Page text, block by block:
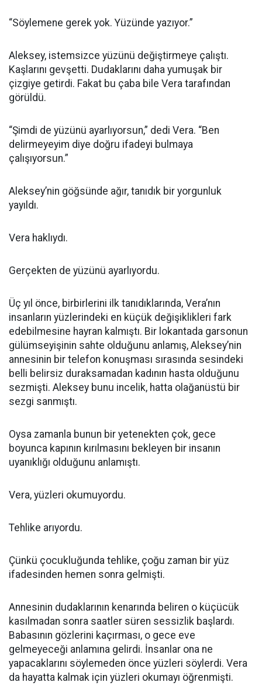
“Söylemene gerek yok. Yüzünde yazıyor.”
Aleksey, istemsizce yüzünü değiştirmeye çalıştı.
Kaşlarını gevşetti. Dudaklarını daha yumuşak bir
çizgiye getirdi. Fakat bu çaba bile Vera tarafından
görüldü.
“Şimdi de yüzünü ayarlıyorsun,” dedi Vera. “Ben
delirmeyeyim diye doğru ifadeyi bulmaya
çalışıyorsun.”
Aleksey’nin göğsünde ağır, tanıdık bir yorgunluk
yayıldı.
Vera haklıydı.
Gerçekten de yüzünü ayarlıyordu.
Üç yıl önce, birbirlerini ilk tanıdıklarında, Vera’nın
insanların yüzlerindeki en küçük değişiklikleri fark
edebilmesine hayran kalmıştı. Bir lokantada garsonun
gülümseyişinin sahte olduğunu anlamış, Aleksey’nin
annesinin bir telefon konuşması sırasında sesindeki
belli belirsiz duraksamadan kadının hasta olduğunu
sezmişti. Aleksey bunu incelik, hatta olağanüstü bir
sezgi sanmıştı.
Oysa zamanla bunun bir yetenekten çok, gece
boyunca kapının kırılmasını bekleyen bir insanın
uyanıklığı olduğunu anlamıştı.
Vera, yüzleri okumuyordu.
Tehlike arıyordu.
Çünkü çocukluğunda tehlike, çoğu zaman bir yüz
ifadesinden hemen sonra gelmişti.
Annesinin dudaklarının kenarında beliren o küçücük
kasılmadan sonra saatler süren sessizlik başlardı.
Babasının gözlerini kaçırması, o gece eve
gelmeyeceği anlamına gelirdi. İnsanlar ona ne
yapacaklarını söylemeden önce yüzleri söylerdi. Vera
da hayatta kalmak için yüzleri okumayı öğrenmişti.